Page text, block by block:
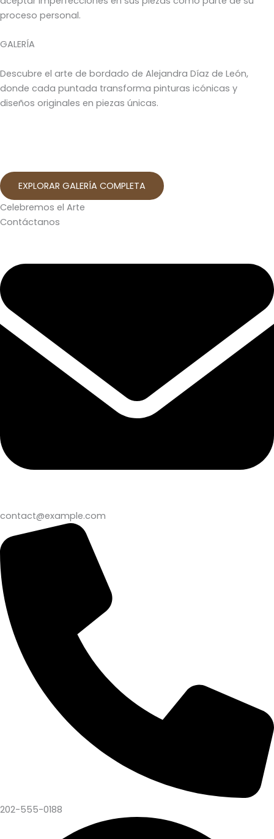
proceso personal.
GALERÍA
Descubre el arte de bordado de Alejandra Díaz de León,
donde cada puntada transforma pinturas icónicas y
diseños originales en piezas únicas.
EXPLORAR GALERÍA COMPLETA
Celebremos el Arte
Contáctanos
contact@example.com
202-555-0188